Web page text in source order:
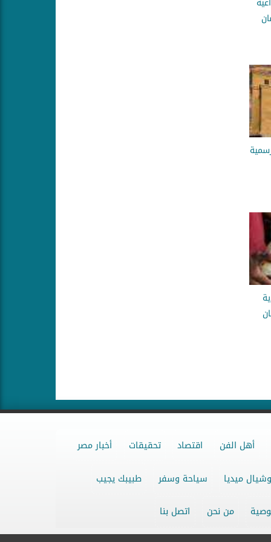
أهل الفن اقتصاد تحقيقات أخبار مصر
ميديا سياحة وسفر طبيبك يجيب
من نحن اتصل بنا